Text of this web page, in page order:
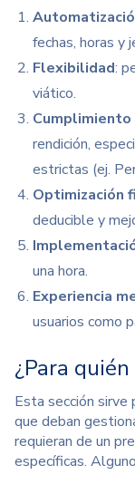
fechas, horas y
Flexibilidad:
viático.
rendición,
estrictas (ej.
Optimización
deducible y
una hora.
Experiencia
usuarios como
¿Para
Esta sección
que deban
requieran de un
específicas.